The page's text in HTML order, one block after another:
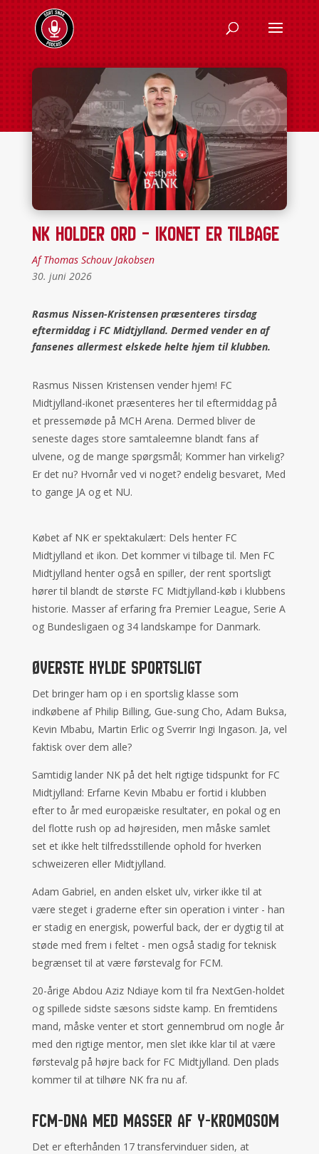
NK HOLDER ORD – IKONET ER TILBAGE
Af Thomas Schouv Jakobsen
30. juni 2026
Rasmus Nissen-Kristensen præsenteres tirsdag
eftermiddag i FC Midtjylland. Dermed vender en af
fansenes allermest elskede helte hjem til klubben.
Rasmus Nissen Kristensen vender hjem! FC
Midtjylland-ikonet præsenteres her til eftermiddag på
et pressemøde på MCH Arena. Dermed bliver de
seneste dages store samtaleemne blandt fans af
ulvene, og de mange spørgsmål; Kommer han virkelig?
Er det nu? Hvornår ved vi noget? endelig besvaret, Med
to gange JA og et NU.
Købet af NK er spektakulært: Dels henter FC
Midtjylland et ikon. Det kommer vi tilbage til. Men FC
Midtjylland henter også en spiller, der rent sportsligt
hører til blandt de største FC Midtjylland-køb i klubbens
historie. Masser af erfaring fra Premier League, Serie A
og Bundesligaen og 34 landskampe for Danmark.
Øverste hylde sportsligt
Det bringer ham op i en sportslig klasse som
indkøbene af Philip Billing, Gue-sung Cho, Adam Buksa,
Kevin Mbabu, Martin Erlic og Sverrir Ingi Ingason. Ja, vel
faktisk over dem alle?
Samtidig lander NK på det helt rigtige tidspunkt for FC
Midtjylland: Erfarne Kevin Mbabu er fortid i klubben
efter to år med europæiske resultater, en pokal og en
del flotte rush op ad højresiden, men måske samlet
set et ikke helt tilfredsstillende ophold for hverken
schweizeren eller Midtjylland.
Adam Gabriel, en anden elsket ulv, virker ikke til at
være steget i graderne efter sin operation i vinter - han
er stadig en energisk, powerful back, der er dygtig til at
støde med frem i feltet - men også stadig for teknisk
begrænset til at være førstevalg for FCM.
20-årige Abdou Aziz Ndiaye kom til fra NextGen-holdet
og spillede sidste sæsons sidste kamp. En fremtidens
mand, måske venter et stort gennembrud om nogle år
med den rigtige mentor, men slet ikke klar til at være
førstevalg på højre back for FC Midtjylland. Den plads
kommer til at tilhøre NK fra nu af.
FCM-DNA med masser af Y-kromosom
Det er efterhånden 17 transfervinduer siden, at